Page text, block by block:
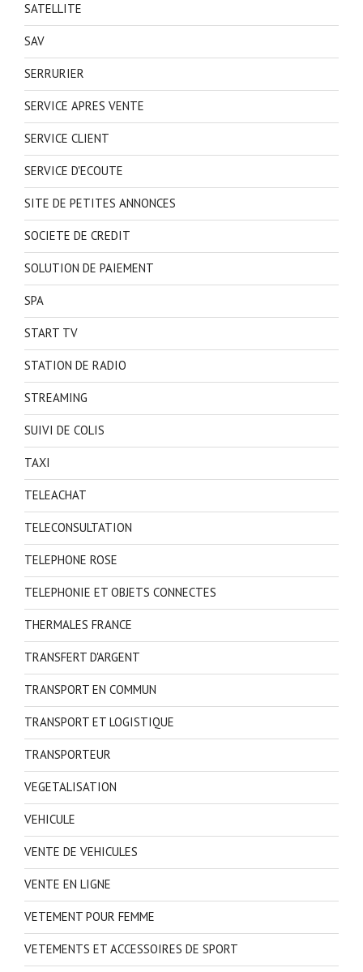
SATELLITE
SAV
SERRURIER
SERVICE APRES VENTE
SERVICE CLIENT
SERVICE D'ECOUTE
SITE DE PETITES ANNONCES
SOCIETE DE CREDIT
SOLUTION DE PAIEMENT
SPA
START TV
STATION DE RADIO
STREAMING
SUIVI DE COLIS
TAXI
TELEACHAT
TELECONSULTATION
TELEPHONE ROSE
TELEPHONIE ET OBJETS CONNECTES
THERMALES FRANCE
TRANSFERT D'ARGENT
TRANSPORT EN COMMUN
TRANSPORT ET LOGISTIQUE
TRANSPORTEUR
VEGETALISATION
VEHICULE
VENTE DE VEHICULES
VENTE EN LIGNE
VETEMENT POUR FEMME
VETEMENTS ET ACCESSOIRES DE SPORT